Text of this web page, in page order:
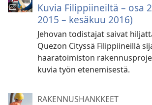
Kuvia Filippiineiltä – osa
2015 – kesäkuu 2016)
Jehovan todistajat saivat
Quezon Cityssä Filippiineillä
haaratoimiston
kuvia työn etenemisestä.
RAKENNUSHANKKEET